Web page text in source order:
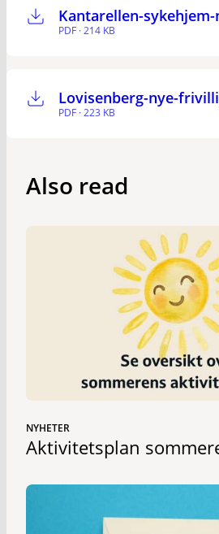
PDF · 214 KB
PDF · 223 KB
Also read
NYHETER
Aktivitetsplan